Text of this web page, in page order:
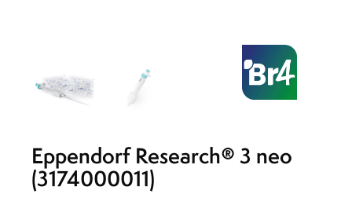
Eppendorf Research® 3 neo
(3174000011)